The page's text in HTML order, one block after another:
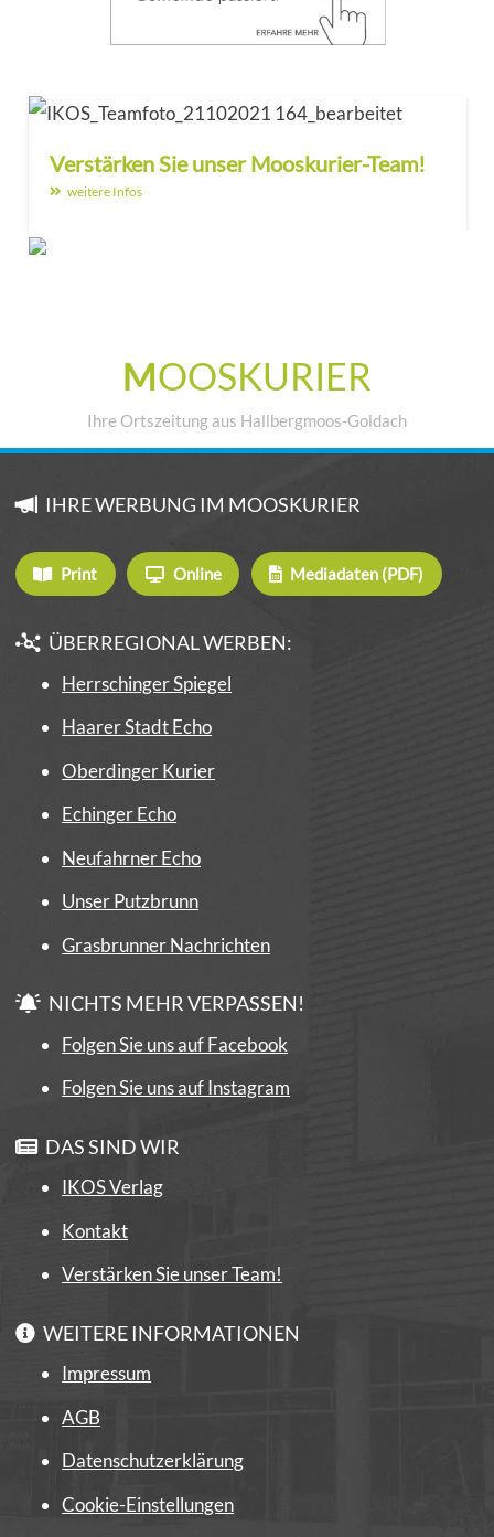
Verstärken Sie unser Mooskurier-Team!
weitere Infos
MOOSKURIER
Ihre Ortszeitung aus Hallbergmoos-Goldach
IHRE WERBUNG IM MOOSKURIER
Print Online Mediadaten (PDF)
ÜBERREGIONAL WERBEN:
Herrschinger Spiegel
Haarer Stadt Echo
Oberdinger Kurier
Echinger Echo
Neufahrner Echo
Unser Putzbrunn
Grasbrunner Nachrichten
NICHTS MEHR VERPASSEN!
Folgen Sie uns auf Facebook
Folgen Sie uns auf Instagram
DAS SIND WIR
IKOS Verlag
Kontakt
Verstärken Sie unser Team!
WEITERE INFORMATIONEN
Impressum
AGB
Datenschutzerklärung
Cookie-Einstellungen